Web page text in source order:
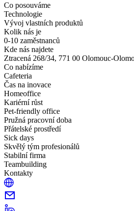
Co posouváme
Technologie
Vývoj vlastních produktů
Kolik nás je
0-10 zaměstnanců
Kde nás najdete
Ztracená 268/34, 771 00 Olomouc-
Co nabízíme
Cafeteria
Čas na inovace
Homeoffice
Kariérní růst
Pet-friendly office
Pružná pracovní doba
Přátelské prostředí
Sick days
Skvělý tým profesionálů
Stabilní firma
Teambuilding
Kontakty